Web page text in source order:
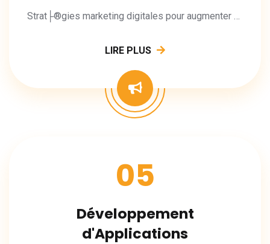
Strat├®gies marketing digitales pour augmenter votre visibilit├® et vos conversions.
LIRE PLUS
05
Développement
d'Applications